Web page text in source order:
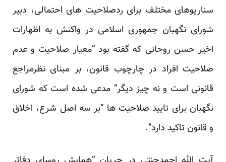
سناریوهای مختلف برای ردصلاحیت های احتمالی، دبیر
شورای نگهبان جمهوری اسلامی در واکنش به اظهارات
اخیر حسن روحانی که گفته بود “معیار صلاحیت و عدم
صلاحیت افراد در چارچوب قانون، بر مبنای نظرمراجع
قانونی است و نه چیز دیگر” مدعی شده است که شورای
نگهبان برای تایید صلاحیت ها “بر سه اصل شرع، اخلاق
و قانون تاکید دارد”.